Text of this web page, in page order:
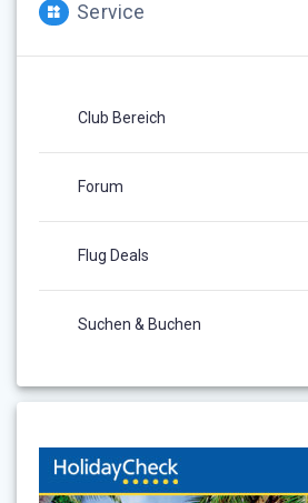
Service
Club Bereich
Forum
Flug Deals
Suchen & Buchen